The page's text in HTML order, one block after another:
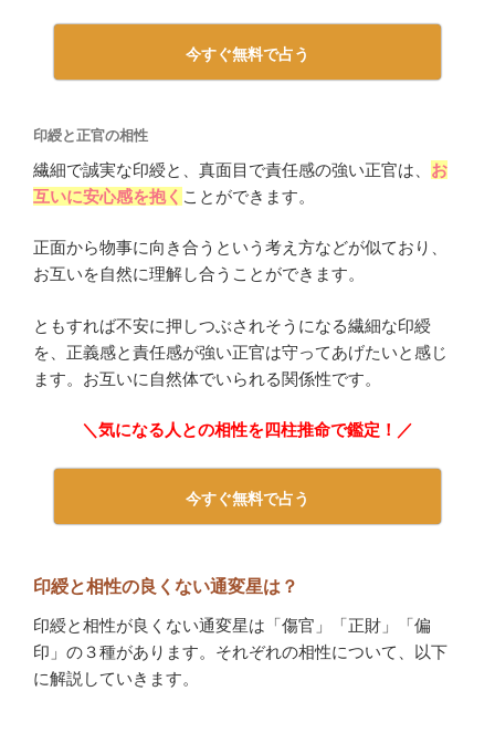
今すぐ無料で占う
印綬と正官の相性
繊細で誠実な印綬と、真面目で責任感の強い正官は、 お
互いに安心感を抱く ことができます。
正面から物事に向き合うという考え方などが似ており、
お互いを自然に理解し合うことができます。
ともすれば不安に押しつぶされそうになる繊細な印綬
を、正義感と責任感が強い正官は守ってあげたいと感じ
ます。お互いに自然体でいられる関係性です。
＼気になる人との相性を四柱推命で鑑定！／
今すぐ無料で占う
印綬と相性の良くない通変星は？
印綬と相性が良くない通変星は「傷官」「正財」「偏
印」の３種があります。それぞれの相性について、以下
に解説していきます。